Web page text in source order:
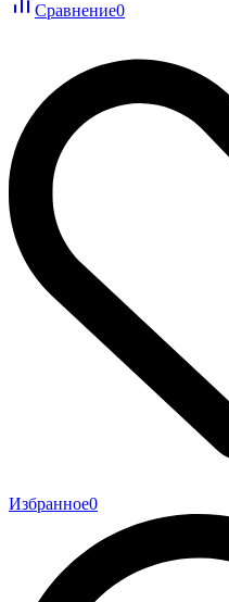
Сравнение0
Избранное0